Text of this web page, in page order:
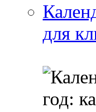
для